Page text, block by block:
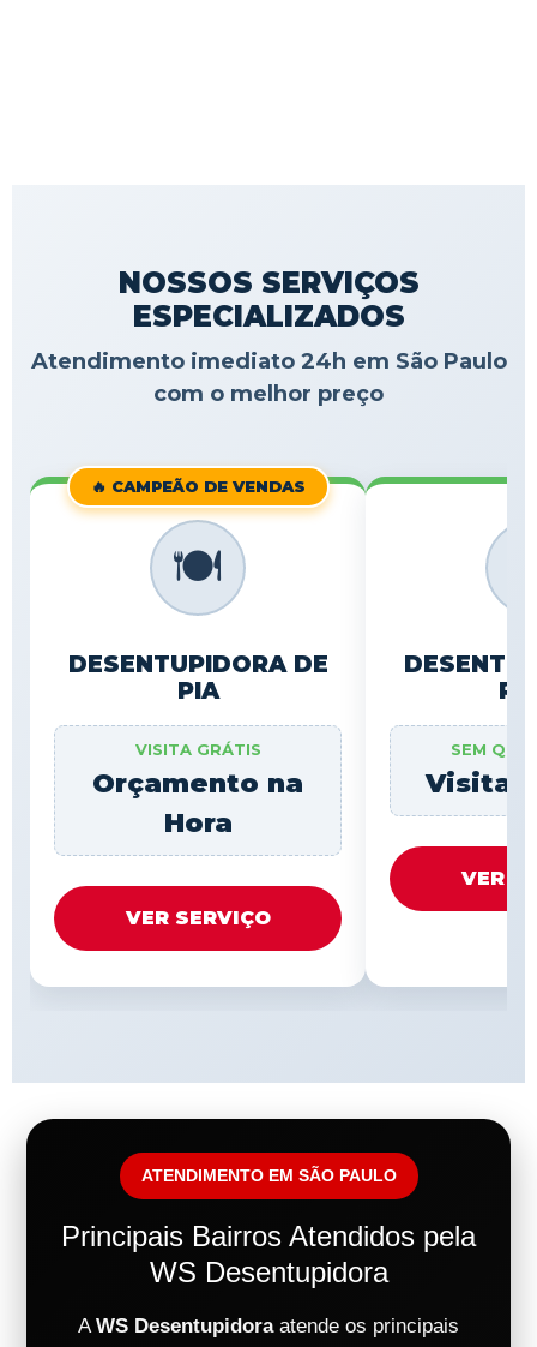
NOSSOS SERVIÇOS
ESPECIALIZADOS
Atendimento imediato 24h em São Paulo
com o melhor preço
🔥 CAMPEÃO DE VENDAS
🍽️
DESENTUPIDORA DE
PIA
VISITA GRÁTIS
Orçamento na
Hora
VER SERVIÇO
SEM
Visita
VER
ATENDIMENTO EM SÃO PAULO
Principais Bairros Atendidos pela
WS Desentupidora
A WS Desentupidoraatende os principais